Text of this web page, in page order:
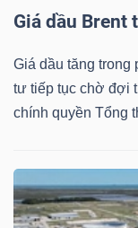
Giá dầu Brent
Giá dầu tăng trong
tư tiếp tục chờ đợi
chính quyền Tổng
Mã
chứng
khoán
(-)
Lãnh
đạo